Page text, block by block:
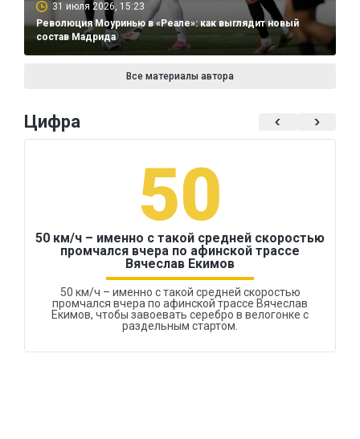
31 июля 2026, 15:23
Революция Моуринью в «Реале»: как выглядит новый
состав Мадрида
Все материалы автора
Цифра
50
50 км/ч – именно с такой средней скоростью
промчался вчера по афинской трассе
Вячеслав Екимов
50 км/ч – именно с такой средней скоростью
промчался вчера по афинской трассе Вячеслав
Екимов, чтобы завоевать серебро в велогонке с
раздельным стартом.